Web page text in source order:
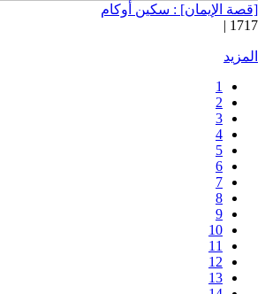
الإيمان] : سكين أوكام
1
2
3
4
5
6
7
8
9
10
11
12
13